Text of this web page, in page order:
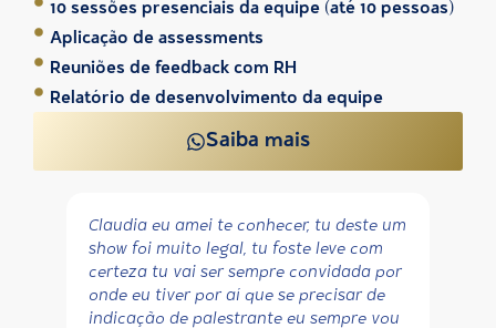
10 sessões presenciais da equipe (até 10 pessoas)
Aplicação de assessments
Reuniões de feedback com RH
Relatório de desenvolvimento da equipe
Saiba mais
Claudia eu amei te conhecer, tu deste um
show foi muito legal, tu foste leve com
certeza tu vai ser sempre convidada por
onde eu tiver por aí que se precisar de
indicação de palestrante eu sempre vou